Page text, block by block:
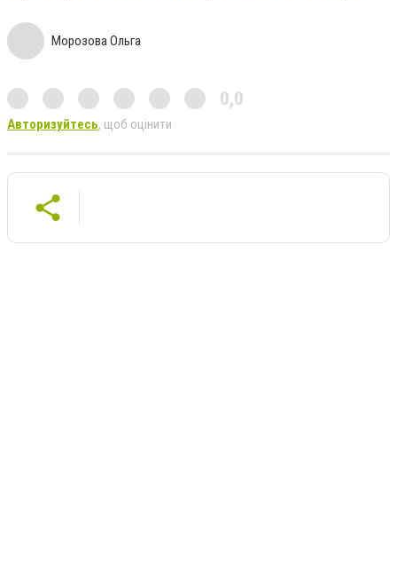
Морозова Ольга
0,0
Авторизуйтесь, щоб оцінити